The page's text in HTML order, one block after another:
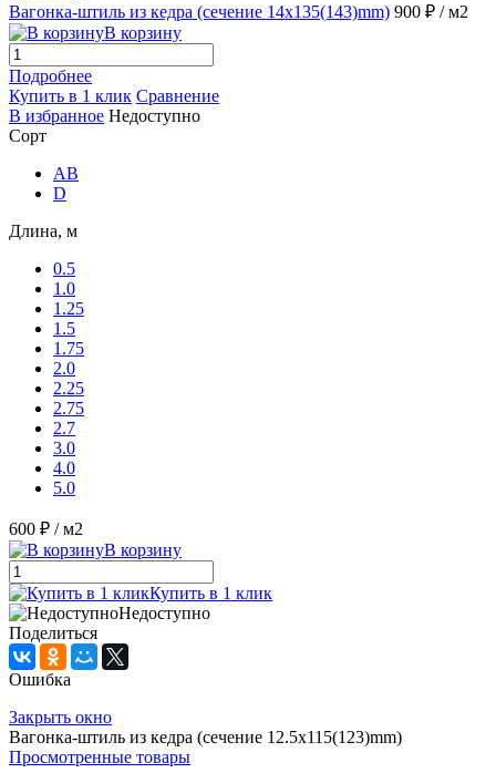
Вагонка-штиль из кедра (сечение 14x135(143)mm) 900 ₽ / м2
В корзину
Подробнее
Купить в 1 клик Сравнение
В избранное Недоступно
Сорт
AB
D
Длина, м
0.5
1.0
1.25
1.5
1.75
2.0
2.25
2.75
2.7
3.0
4.0
5.0
600 ₽ / м2
В корзину
Купить в 1 клик
Недоступно
Поделиться
Ошибка
Закрыть окно
Вагонка-штиль из кедра (сечение 12.5x115(123)mm)
Просмотренные товары